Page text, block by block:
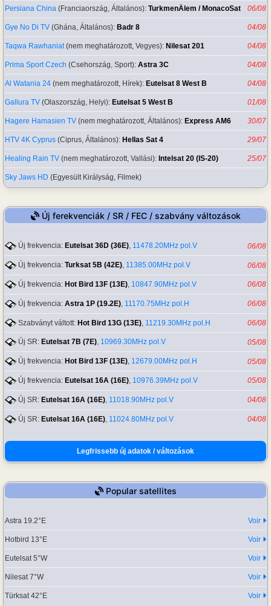
Persiana China (Franciaország, Általános): TurkmenÄlem / MonacoSat 06/08
Gye No Di TV (Ghána, Általános): Badr 8 04/08
Taqwa Rawhaniat(nem meghatározott, Vegyes): Nilesat 201 04/08
Prima Sport Czech (Csehország, Sport): Astra 3C 04/08
Al Watania 24 (nem meghatározott, Hírek): Eutelsat 8 West B 04/08
Gallura TV (Olaszország, Helyi): Eutelsat 5 West B 01/08
Hagere Hamasien TV (nem meghatározott, Általános): Express AM6 30/07
HTV 4K Cyprus (Ciprus, Általános): Hellas Sat 4 29/07
Healing Rain TV (nem meghatározott, Vallási): Intelsat 20 (IS-20) 25/07
Sky Jaws HD (Egyesült Királyság, Filmek)
Új ferekvenciák / SR / FEC / szabvány változások
Új frekvencia: Eutelsat 36D (36E), 11478.20MHz pol.V 06/08
Új frekvencia: Turksat 5B (42E), 11385.00MHz pol.V 06/08
Új frekvencia: Hot Bird 13F (13E), 10847.90MHz pol.V 06/08
Új frekvencia: Astra 1P (19.2E) 11170.75MHz pol.H 06/08
Szabványt váltott: Hot Bird 13G (13E) 11219.30MHz pol.H 06/08
Új SR: Eutelsat 7B (7E), 10969.30MHz pol.V 05/08
Új frekvencia: Hot Bird 13F (13E), 12679.00MHz pol.H 05/08
Új frekvencia: Eutelsat 16A (16E), 10976.39MHz pol.V 05/08
Új SR: Eutelsat 16A (16E), 11018.90MHz pol.V 04/08
Új SR: Eutelsat 16A (16E) 11024.80MHz pol.V 04/08
Legfrissebb új adatok / változások
Popular satellites
Astra 19.2°E Voir
Hotbird 13°E Voir
Eutelsat 5°W Voir
Nilesat 7°W Voir
Türksat 42°E Voir